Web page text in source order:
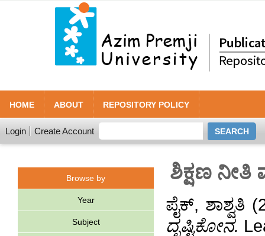
HOME ABOUT REPOSITORY POLICY
Login Create Account
Browse by
Year
Subject
ಶಿಕ್ಷಣ ನೀತಿ
ಪೈಕ್, ಶಾಶ್ವತಿ
ದೃಷ್ಟಿಕೋನ.